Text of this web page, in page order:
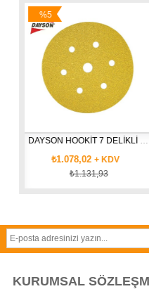
DAYSON HOOKİT 7 DELİKLİ 150*60 ZIMPARA
₺1.078,02 + KDV
₺1.131,93
%5
İndirim
KURUMSAL